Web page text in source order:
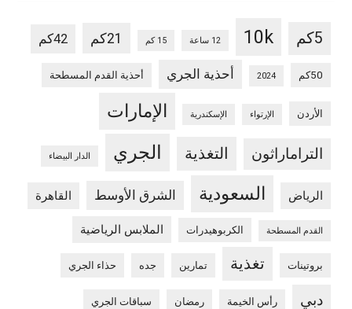
5كم 10k 12 ساعة 15 كم 21كم 42كم
50كم 2024 أحذية الجري أحذية القدم المسطحة
الأردن الإرتواء الإسكندرية الإمارات
التراماراثون التغذية الجري الدار البيضاء
الرياض السعودية الشرق الأوسط القاهرة
القدم المسطحة الكربوهيدرات الملابس الرياضية
بروتينات تغذية تمارين جده حذاء الجري
دبي رأس الخيمة رمضان سباقات الجري